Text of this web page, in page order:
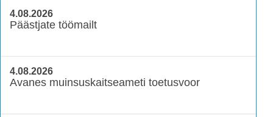
4.08.2026
Päästjate töömailt
4.08.2026
Avanes muinsuskaitseameti toetusvoor